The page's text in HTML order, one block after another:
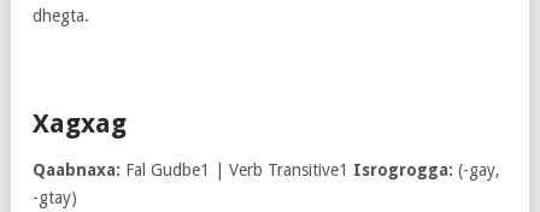
dhegta.
Xagxag
Qaabnaxa: Fal Gudbe1 | Verb Transitive1 Isrogrogga: (-gay,
-gtay)